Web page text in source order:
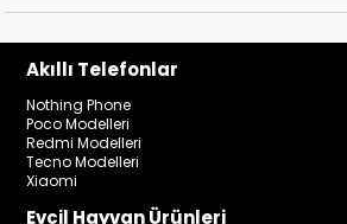
Akıllı Telefonlar
Nothing Phone
Poco Modelleri
Redmi Modelleri
Tecno Modelleri
Xiaomi
Evcil Hayvan Ürünleri